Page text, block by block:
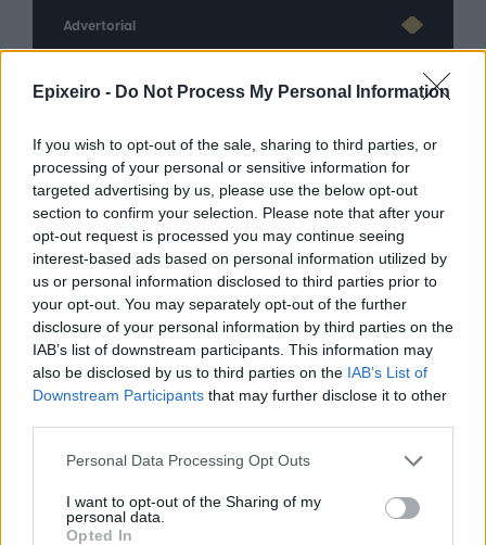
Epixeiro - Do Not Process My Personal Information
If you wish to opt-out of the sale, sharing to third parties, or
processing of your personal or sensitive information for
targeted advertising by us, please use the below opt-out
section to confirm your selection. Please note that after your
opt-out request is processed you may continue seeing
interest-based ads based on personal information utilized by
us or personal information disclosed to third parties prior to
your opt-out. You may separately opt-out of the further
disclosure of your personal information by third parties on the
IAB’s list of downstream participants. This information may
also be disclosed by us to third parties on the IAB’s List of
Downstream Participants that may further disclose it to other
Personal Data Processing Opt Outs
I want to opt-out of the Sharing of my
personal data.
Opted In
Advertorial
Περισσότερα από το
Ταχιάος: Ξεκινούν από απόψε τα
δοκιμαστικά δρομολόγια της
επέκτασης του Μετρό
Θεσσαλονίκης προς την
Καλαμαριά
07/08/26|16:44
Ειδικό Χωροταξικό Πλαίσιο για
τον Τουρισμό: Οι αλλαγές που
εισάγει η νέα ΚΥΑ
Υπεγράφη η σύμβαση για τα